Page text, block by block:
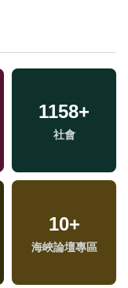
1158+
社會
10+
海峽論壇專區